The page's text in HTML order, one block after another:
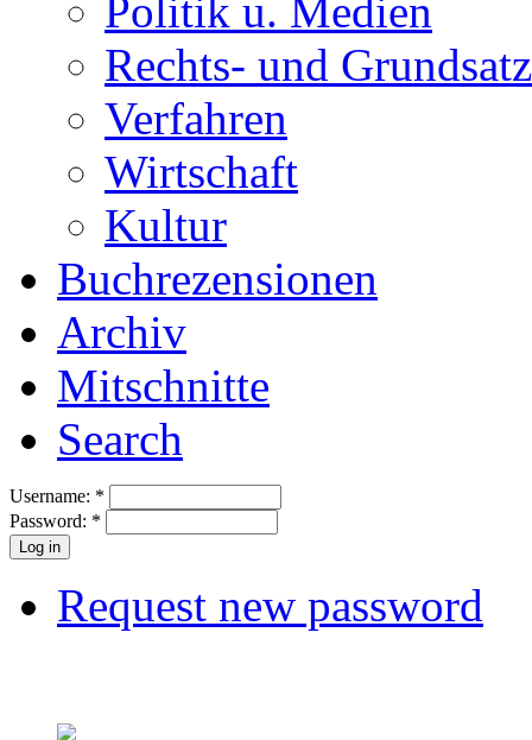
Politik u. Medien
Rechts- und
Verfahren
Wirtschaft
Kultur
Buchrezensionen
Archiv
Mitschnitte
Search
Username: *
Password: *
Request new password